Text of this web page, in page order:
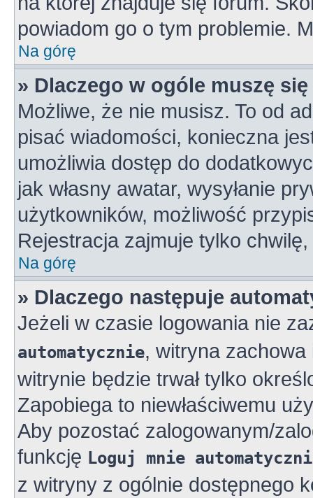
powiadom go o tym problemie.
Na górę
» Dlaczego w ogóle muszę
Możliwe, że nie musisz. To od
pisać wiadomości, konieczna
umożliwia dostęp do
jak własny awatar, wysyłanie
użytkowników, możliwość
Rejestracja zajmuje tylko
Na górę
» Dlaczego następuje
Jeżeli w czasie logowania nie
automatycznie, witryna
witrynie będzie trwał tylko
Zapobiega to niewłaściwemu
Aby pozostać zalogowanym/
funkcję Loguj mnie
z witryny z ogólnie dostępnego